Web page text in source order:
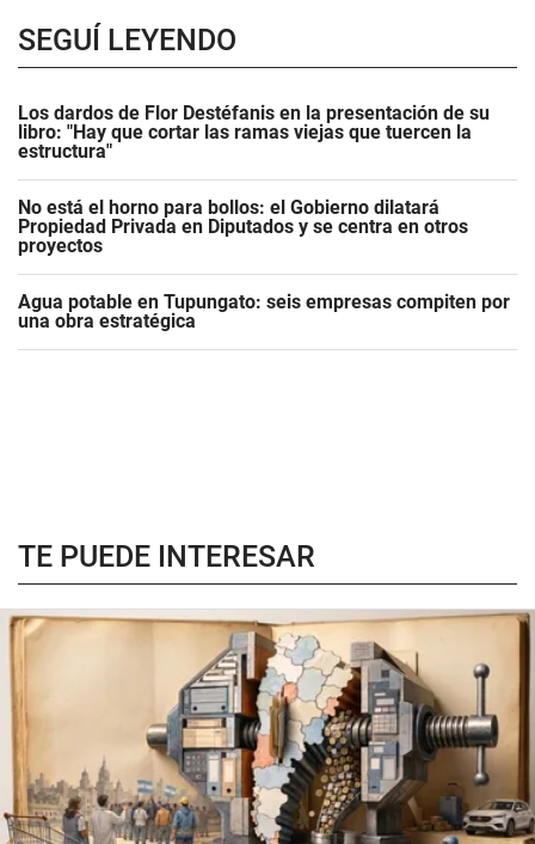
SEGUÍ LEYENDO
Los dardos de Flor Destéfanis en la presentación de su
libro: "Hay que cortar las ramas viejas que tuercen la
estructura"
No está el horno para bollos: el Gobierno dilatará
Propiedad Privada en Diputados y se centra en otros
proyectos
Agua potable en Tupungato: seis empresas compiten por
una obra estratégica
TE PUEDE INTERESAR